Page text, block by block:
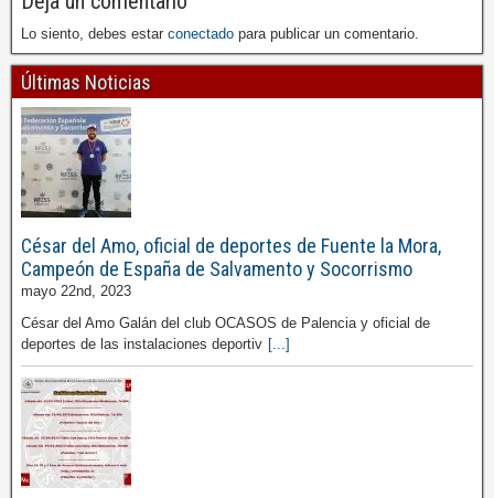
Lo siento, debes estar conectado para publicar un comentario.
Últimas Noticias
César del Amo, oficial de deportes de Fuente la Mora,
Campeón de España de Salvamento y Socorrismo
mayo 22nd, 2023
César del Amo Galán del club OCASOS de Palencia y oficial de
deportes de las instalaciones deportiv [...]